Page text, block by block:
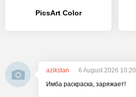
PicsArt Color
azikstan
6 August 2026 10:20
Имба раскраска, заряжает!